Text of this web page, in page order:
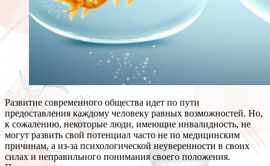
Развитие современного общества идет по пути
предоставления каждому человеку равных возможностей. Но,
к сожалению, некоторые люди, имеющие инвалидность, не
могут развить свой потенциал часто не по медицинским
причинам, а из-за психологической неуверенности в своих
силах и неправильного понимания своего положения.